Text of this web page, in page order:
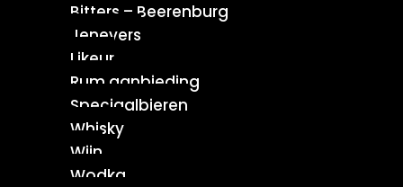
Bitters – Beerenburg
Jenevers
Likeur
Rum aanbieding
Speciaalbieren
Whisky
Wijn
Wodka